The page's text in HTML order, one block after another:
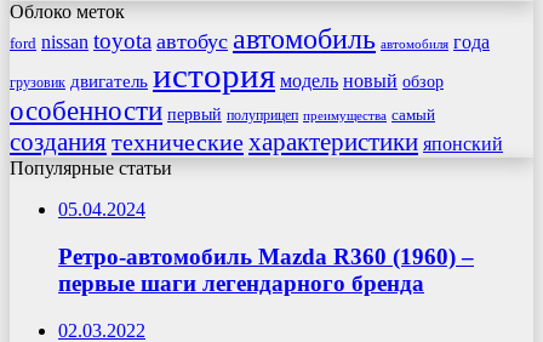
Облоко меток
ford nissan toyota автобус автомобиль автомобиля года
грузовик двигатель история модель новый обзор
особенности первый полуприцеп преимущества самый
созданиятехническиехарактеристики японский
Популярные статьи
05.04.2024
Ретро-автомобиль Mazda R360 (1960) –
первые шаги легендарного бренда
02.03.2022